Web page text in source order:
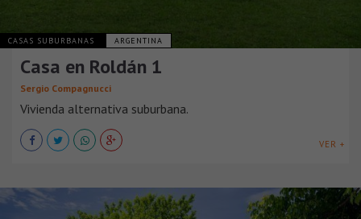
CASAS SUBURBANAS ARGENTINA
Casa en Roldán 1
Sergio Compagnucci
Vivienda alternativa suburbana.
VER +